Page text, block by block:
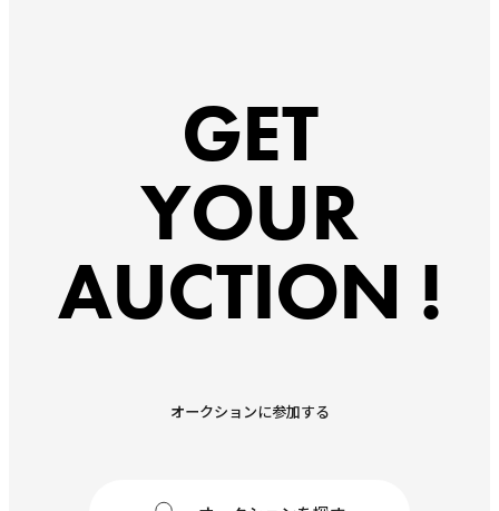
GET
YOUR
AUCTION !
オークションに参加する